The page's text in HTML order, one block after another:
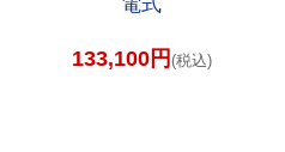
133,100円 (税込)